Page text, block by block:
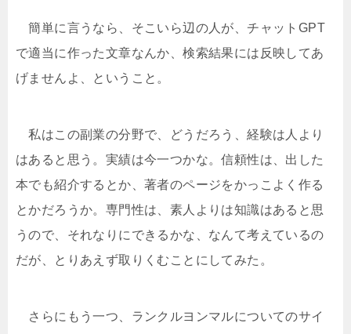
簡単に言うなら、そこいら辺の人が、チャットGPT
で適当に作った文章なんか、検索結果には反映してあ
げませんよ、ということ。
私はこの副業の分野で、どうだろう、経験は人より
はあると思う。実績は今一つかな。信頼性は、出した
本でも紹介するとか、著者のページをかっこよく作る
とかだろうか。専門性は、素人よりは知識はあると思
うので、それなりにできるかな、なんて考えているの
だが、とりあえず取りくむことにしてみた。
さらにもう一つ、ランクルヨンマルについてのサイ